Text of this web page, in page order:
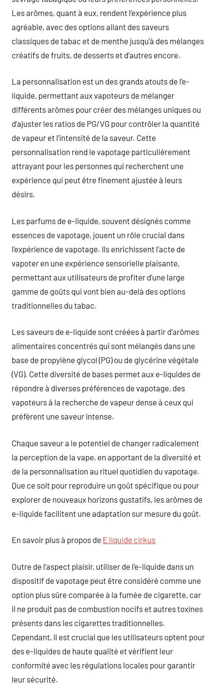
Les arômes, quant à eux, rendent l’expérience plus
agréable, avec des options allant des saveurs
classiques de tabac et de menthe jusqu’à des mélanges
créatifs de fruits, de desserts et d’autres encore.
La personnalisation est un des grands atouts de l’e-
liquide, permettant aux vapoteurs de mélanger
différents arômes pour créer des mélanges uniques ou
d’ajuster les ratios de PG/VG pour contrôler la quantité
de vapeur et l’intensité de la saveur. Cette
personnalisation rend le vapotage particulièrement
attrayant pour les personnes qui recherchent une
expérience qui peut être finement ajustée à leurs
désirs.
Les parfums de e-liquide, souvent désignés comme
essences de vapotage, jouent un rôle crucial dans
l’expérience de vapotage. Ils enrichissent l’acte de
vapoter en une expérience sensorielle plaisante,
permettant aux utilisateurs de profiter d’une large
gamme de goûts qui vont bien au-delà des options
traditionnelles du tabac.
Les saveurs de e-liquide sont créées à partir d’arômes
alimentaires concentrés qui sont mélangés dans une
base de propylène glycol (PG) ou de glycérine végétale
(VG). Cette diversité de bases permet aux e-liquides de
répondre à diverses préférences de vapotage, des
vapoteurs à la recherche de vapeur dense à ceux qui
préfèrent une saveur intense.
Chaque saveur a le potentiel de changer radicalement
la perception de la vape, en apportant de la diversité et
de la personnalisation au rituel quotidien du vapotage.
Que ce soit pour reproduire un goût spécifique ou pour
explorer de nouveaux horizons gustatifs, les arômes de
e-liquide facilitent une adaptation sur mesure du goût.
En savoir plus à propos de E liquide cirkus
Outre de l’aspect plaisir, utiliser de l’e-liquide dans un
dispositif de vapotage peut être considéré comme une
option plus sûre comparée à la fumée de cigarette, car
il ne produit pas de combustion nocifs et autres toxines
présents dans les cigarettes traditionnelles.
Cependant, il est crucial que les utilisateurs optent pour
des e-liquides de haute qualité et vérifient leur
conformité avec les régulations locales pour garantir
leur sécurité.